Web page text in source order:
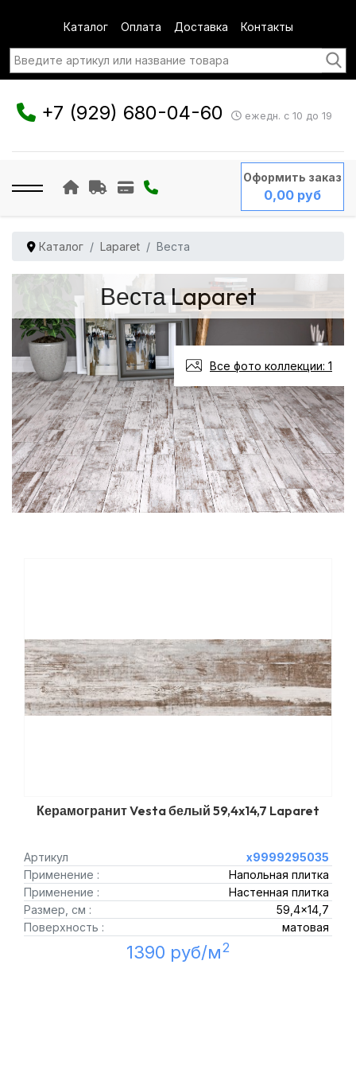
Каталог Оплата Доставка Контакты
+7 (929) 680-04-60 ежедн. с 10 до 19
Оформить заказ
0,00 руб
Каталог Laparet Веста
Веста Laparet
Все фото коллекции: 1
Керамогранит Vesta белый 59,4x14,7 Laparet
Артикул
х9999295035
Применение :
Напольная плитка
Применение :
Настенная плитка
Размер, см :
59,4x14,7
Поверхность :
матовая
1390 руб/м2